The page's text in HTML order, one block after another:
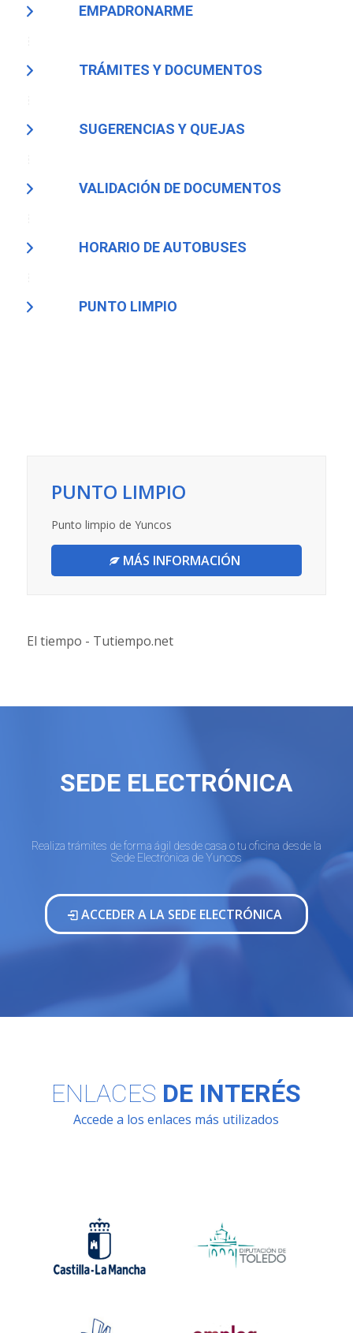
EMPADRONARME
TRÁMITES Y DOCUMENTOS
SUGERENCIAS Y QUEJAS
VALIDACIÓN DE DOCUMENTOS
HORARIO DE AUTOBUSES
PUNTO LIMPIO
PUNTO LIMPIO
Punto limpio de Yuncos
MÁS INFORMACIÓN
El tiempo - Tutiempo.net
SEDE ELECTRÓNICA
Realiza trámites de forma ágil desde casa o tu oficina desde la
Sede Electrónica de Yuncos
ACCEDER A LA SEDE ELECTRÓNICA
ENLACES DE INTERÉS
Accede a los enlaces más utilizados